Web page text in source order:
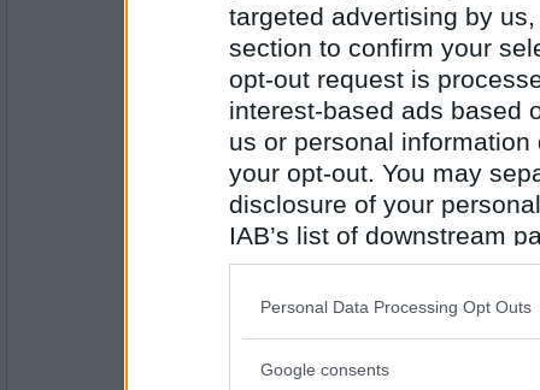
targeted advertising by
section to confirm your
opt-out request is
interest-based ads based
us or personal
your opt-out. You may
disclosure of your
IAB’s list of downstream
also be disclosed by us
Downstream Participants
Please note that this
Personal Data Processing Opt Outs
Google consents
Antal inlägg:
Härejagigen- Ej medlem längre
Antal inlägg:
1888
Till Mira nu då om ingen hinner före !!!!!!
Vem vill du att din man ska likna ?
Som smör i solsken
ungefär som väntat